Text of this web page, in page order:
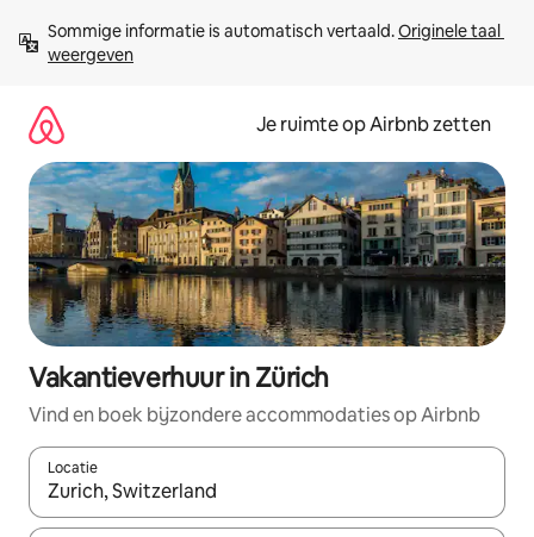
direct
naar
Sommige informatie is automatisch vertaald. Originele taal
weergeven
Je ruimte op Airbnb zetten
Vakantieverhuur in Zürich
Vind en boek bijzondere accommodaties op Airbnb
Locatie
Wanneer er suggesties beschikbaar zijn, maak je een keuze